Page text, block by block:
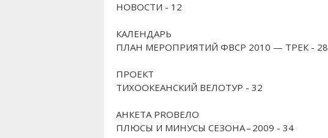
НОВОСТИ - 12
КАЛЕНДАРЬ
ПЛАН МЕРОПРИЯТИЙ ФВСР 2010 — ТРЕК - 28
ПРОЕКТ
ТИХООКЕАНСКИЙ ВЕЛОТУР - 32
АНКЕТА PROВЕЛО
ПЛЮСЫ И МИНУСЫ СЕЗОНА – 2009 - 34